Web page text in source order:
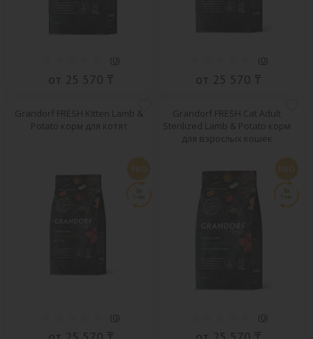
(0)
от 25 570 ₸
(0)
от 25 570 ₸
Grandorf FRESH Kitten Lamb &
Potato корм для котят
(0)
Grandorf FRESH Cat Adult
Sterilized Lamb & Potato корм
для взрослых кошек
(0)